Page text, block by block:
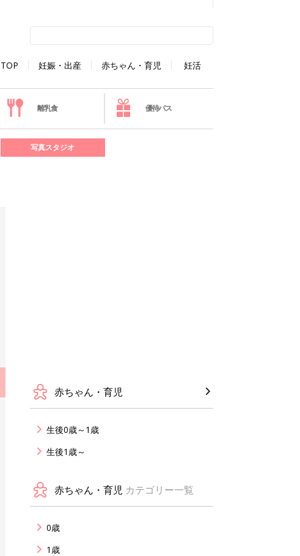
TOP 妊娠・出産 赤ちゃん・育児 妊活
離乳食 優待パス
写真スタジオ
赤ちゃん・育児
生後0歳～1歳
生後1歳～
赤ちゃん・育児 カテゴリー一覧
0歳
1歳